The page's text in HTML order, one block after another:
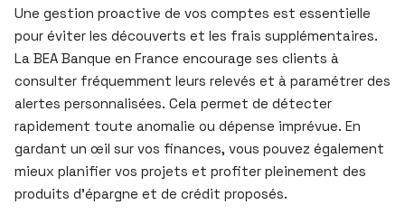
Une gestion proactive de vos comptes est essentielle
pour éviter les découverts et les frais supplémentaires.
La BEA Banque en France encourage ses clients à
consulter fréquemment leurs relevés et à paramétrer des
alertes personnalisées. Cela permet de détecter
rapidement toute anomalie ou dépense imprévue. En
gardant un œil sur vos finances, vous pouvez également
mieux planifier vos projets et profiter pleinement des
produits d’épargne et de crédit proposés.